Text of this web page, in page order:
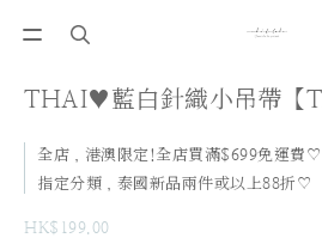
THAI♥藍白針織小吊帶【
全店，港澳限定!全店買滿$699免運費♡
指定分類，泰國新品兩件或以上88折♡
HK$199.00